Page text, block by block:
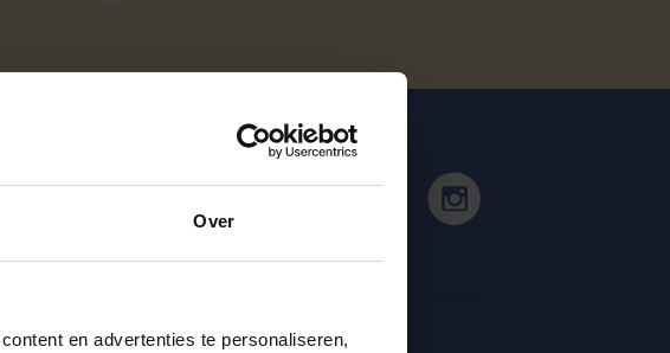
Over
en advertenties te personaliseren,